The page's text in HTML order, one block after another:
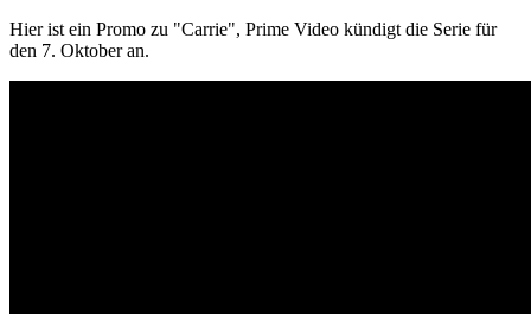
Hier ist ein Promo zu "Carrie", Prime Video kündigt die Serie für
den 7. Oktober an.